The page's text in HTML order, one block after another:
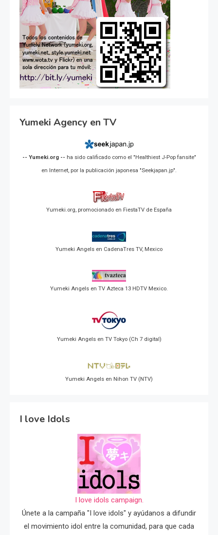
Yumeki Agency en TV
-- Yumeki.org -- ha sido calificado como el "Healthiest J-Pop fansite"
en Internet, por la publicación japonesa "Seekjapan.jp".
Yumeki.org, promocionado en FiestaTV de España
Yumeki Angels en CadenaTres TV, Mexico
Yumeki Angels en TV Azteca 13 HDTV Mexico.
Yumeki Angels en TV Tokyo (Ch 7 digital)
Yumeki Angels en Nihon TV (NTV)
I love Idols
I love idols campaign.
Únete a la campaña "I love idols" y ayúdanos a difundir
el movimiento idol entre la comunidad, para que cada